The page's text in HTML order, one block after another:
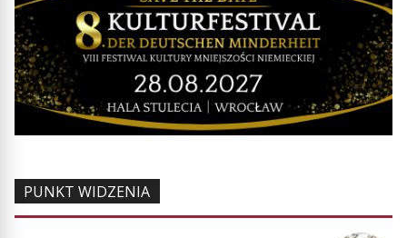
PUNKT WIDZENIA